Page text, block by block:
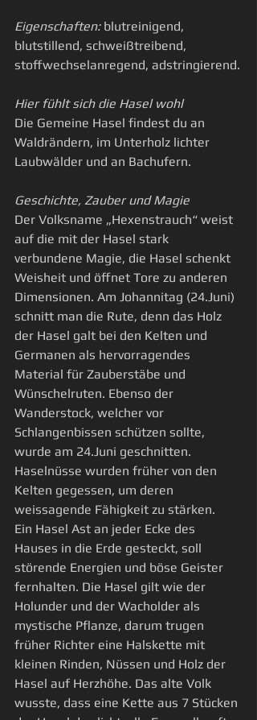
Eigenschaften: blutreinigend,
blutstillend, schweißtreibend,
stoffwechselanregend, adstringierend.
Hier fühlt sich die Hasel wohl
Die Gemeine Hasel findest du an
Waldrändern, im Unterholz lichter
Laubwälder und an Bachufern.
Geschichte, Zauber und Magie
Der Volksname „Hexenstrauch“ weist
auf die mit der Hasel stark
verbundene Magie, die Hasel schenkt
Weisheit und öffnet Tore zu anderen
Dimensionen. Am Johannitag (24.Juni)
schnitt man die Rute, denn das Holz
der Hasel galt bei den Kelten und
Germanen als hervorragendes
Material für Zauberstäbe und
Wünschelruten. Ebenso der
Wanderstock, welcher vor
Schlangenbissen schützen sollte,
wurde am 24.Juni geschnitten.
Haselnüsse wurden früher von den
Kelten gegessen, um deren
weissagende Fähigkeit zu stärken.
Ein Hasel Ast an jeder Ecke des
Hauses in die Erde gesteckt, soll
störende Energien und böse Geister
fernhalten. Die Hasel gilt wie der
Holunder und der Wacholder als
mystische Pflanze, darum trugen
früher Richter eine Halskette mit
kleinen Rinden, Nüssen und Holz der
Hasel auf Herzhöhe. Das alte Volk
wusste, dass eine Kette aus 7 Stücken